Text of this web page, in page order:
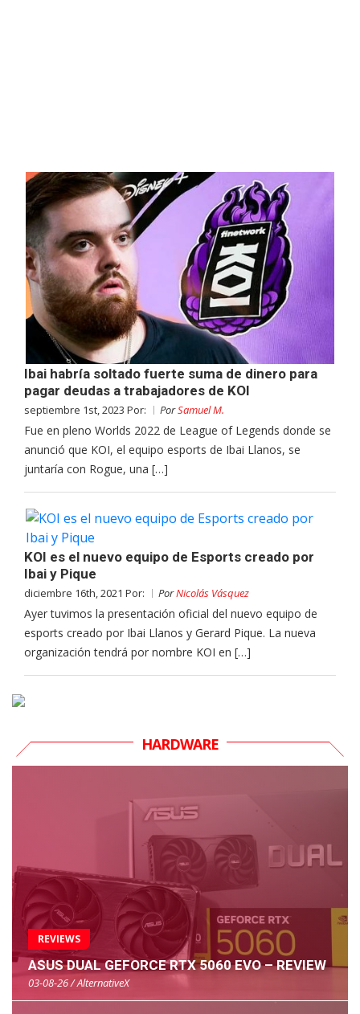
Ibai habría soltado fuerte suma de dinero para
pagar deudas a trabajadores de KOI
septiembre 1st, 2023 Por: PorSamuel M.
Fue en pleno Worlds 2022 de League of Legends donde se
anunció que KOI, el equipo esports de Ibai Llanos, se
juntaría con Rogue, una […]
KOI es el nuevo equipo de Esports creado por
Ibai y Pique
diciembre 16th, 2021 Por: PorNicolás Vásquez
Ayer tuvimos la presentación oficial del nuevo equipo de
esports creado por Ibai Llanos y Gerard Pique. La nueva
organización tendrá por nombre KOI en […]
HARDWARE
REVIEWS
ASUS DUAL GEFORCE RTX 5060 EVO – REVIEW
03-08-26 / AlternativeX